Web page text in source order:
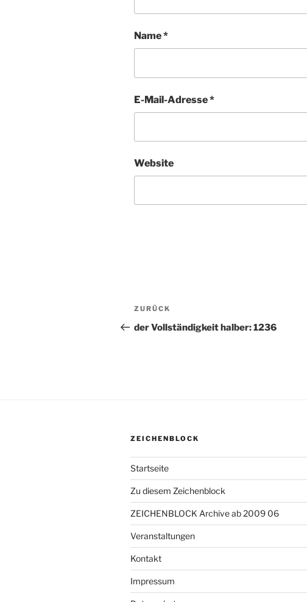
Name*
E-Mail-Adresse*
Website
Beitragsnavigation
Vorheriger
Beitrag
ZURÜCK
der Vollständigkeit halber: 1236
ZEICHENBLOCK
Startseite
Zu diesem Zeichenblock
ZEICHENBLOCK Archive ab 2009 06
Veranstaltungen
Kontakt
Impressum